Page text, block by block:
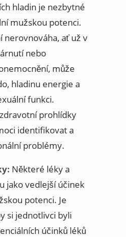
hladin je nezbytné
mužskou potenci.
nerovnováha, ať už v
nebo
může
hladinu energie a
funkci.
prohlídky
identifikovat a
problémy.
Některé léky a
jako vedlejší účinek
potenci. Je
si jednotlivci byli
účinků léků